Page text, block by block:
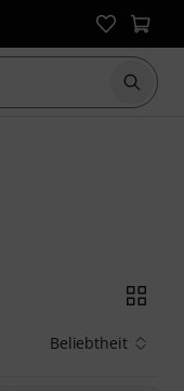
Suche
Beliebtheit